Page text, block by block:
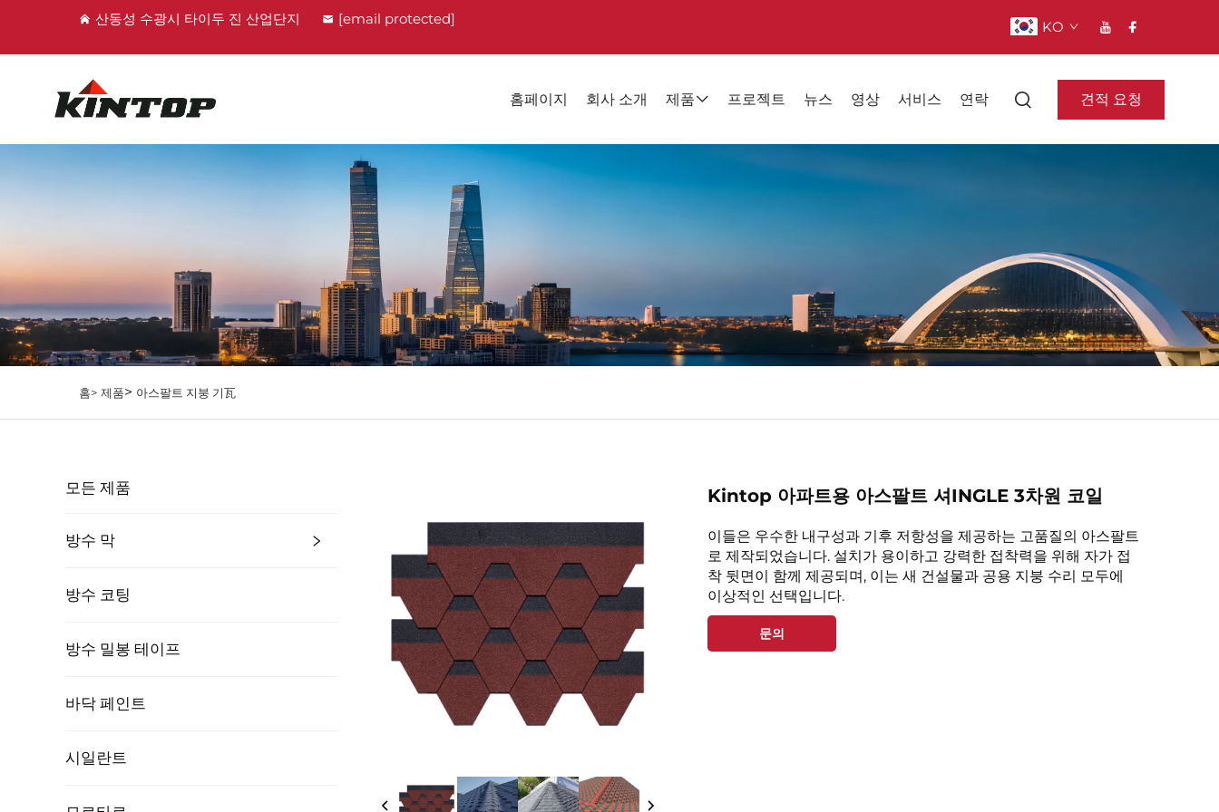
산동성 수광시 타이두 진 산업단지 [email protected] KO
홈페이지 회사 소개 제품 프로젝트 뉴스 영상 서비스 연락 견적 요청
홈> 제품> 아스팔트 지붕 기瓦
모든 제품
방수 막
방수 코팅
방수 밀봉 테이프
바닥 페인트
시일란트
Kintop 아파트용 아스팔트 셔INGLE 3차원 코일
이들은 우수한 내구성과 기후 저항성을 제공하는 고품질의 아스팔트
로 제작되었습니다. 설치가 용이하고 강력한 접착력을 위해 자가 접
착 뒷면이 함께 제공되며, 이는 새 건설물과 공용 지붕 수리 모두에
이상적인 선택입니다.
문의